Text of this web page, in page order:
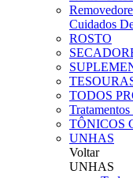
Cuidados
ROSTO
TODOS
TÔNICOS
UNHAS
Voltar
UNHAS